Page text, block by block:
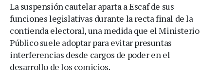
La suspensión cautelar aparta a Escaf de sus
funciones legislativas durante la recta final de la
contienda electoral, una medida que el Ministerio
Público suele adoptar para evitar presuntas
interferencias desde cargos de poder en el
desarrollo de los comicios.